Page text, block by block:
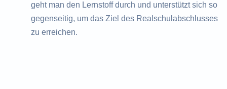
geht man den Lernstoff durch und unterstützt sich so
gegenseitig, um das Ziel des Realschulabschlusses
zu erreichen.